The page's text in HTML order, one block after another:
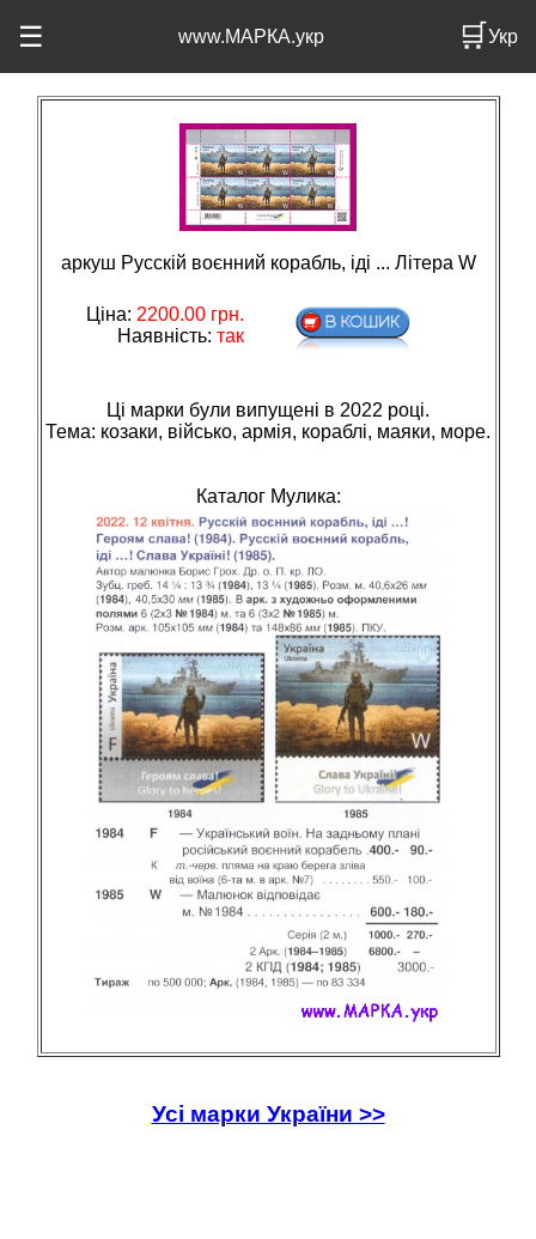
☰ www.МАРКА.укр 🛒Укр
аркуш Русскій воєнний корабль, іді ... Літера W
Ціна: 2200.00грн.
Наявність: так
Ці марки були випущені в 2022 році.
Тема: козаки, вiйсько, армiя, кораблi, маяки, море.
Каталог Мулика:
Усі марки України >>